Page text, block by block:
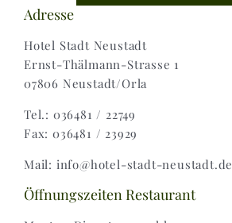
Zahlungsweisen |
Widerruf |
Versand & Lieferung
Adresse
Hotel Stadt Neustadt
Ernst-Thälmann-Strasse 1
07806 Neustadt/Orla
Tel.: 036481 / 22749
Fax: 036481 / 23929
Mail: info@hotel-stadt-neustadt.de
Öffnungszeiten Restaurant